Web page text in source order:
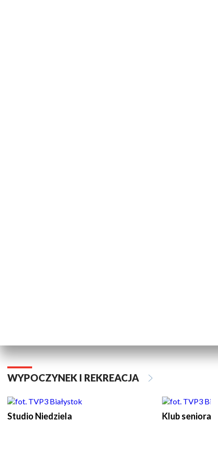
WYPOCZYNEK I REKREACJA
Studio Niedziela Klub seniora